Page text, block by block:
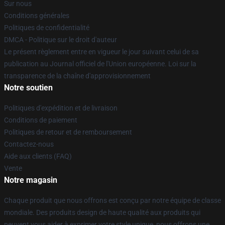
Sur nous
Conditions générales
Politiques de confidentialité
DMCA - Politique sur le droit d'auteur
Le présent règlement entre en vigueur le jour suivant celui de sa
publication au Journal officiel de l'Union européenne. Loi sur la
transparence de la chaîne d'approvisionnement
Notre soutien
Politiques d'expédition et de livraison
Conditions de paiement
Politiques de retour et de remboursement
Contactez-nous
Aide aux clients (FAQ)
Vente
Notre magasin
Chaque produit que nous offrons est conçu par notre équipe de classe
mondiale. Des produits design de haute qualité aux produits qui